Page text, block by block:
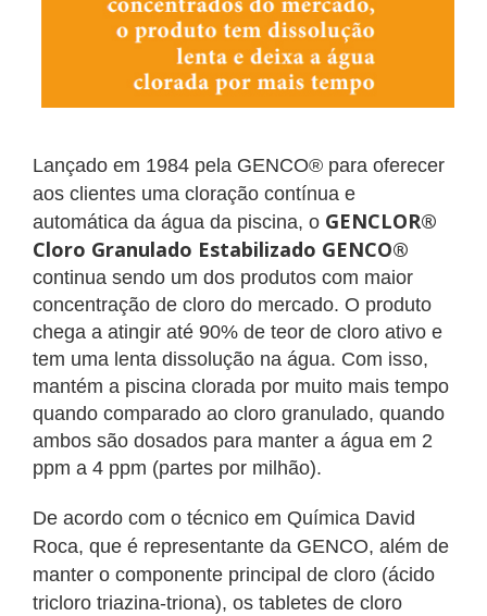
Lançado em 1984 pela GENCO® para oferecer
aos clientes uma cloração contínua e
automática da água da piscina, o GENCLOR®
Cloro Granulado Estabilizado GENCO®
continua sendo um dos produtos com maior
concentração de cloro do mercado. O produto
chega a atingir até 90% de teor de cloro ativo e
tem uma lenta dissolução na água. Com isso,
mantém a piscina clorada por muito mais tempo
quando comparado ao cloro granulado, quando
ambos são dosados para manter a água em 2
ppm a 4 ppm (partes por milhão).
De acordo com o técnico em Química David
Roca, que é representante da GENCO, além de
manter o componente principal de cloro (ácido
tricloro triazina-triona), os tabletes de cloro